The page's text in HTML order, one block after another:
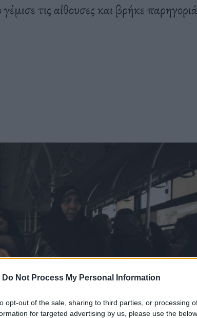
Do Not Process My Personal Information
opt-out of the sale, sharing to third parties, or processing
for targeted advertising by us, please use the
τις αίθουσες και βρήκε παρηγοριά